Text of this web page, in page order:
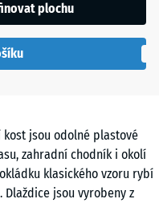
jsou odolné plastové
zahradní chodník i okolí
klasického vzoru rybí
Dlaždice jsou vyrobeny z
plochu